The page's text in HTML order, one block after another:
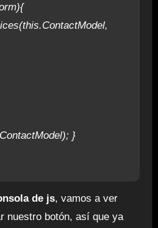
}
de js, vamos a ver
nuestro botón, así que ya